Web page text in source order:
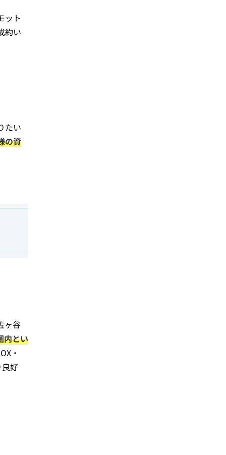
ット
約い
たい
の資
ヶ谷
内とい
・
好